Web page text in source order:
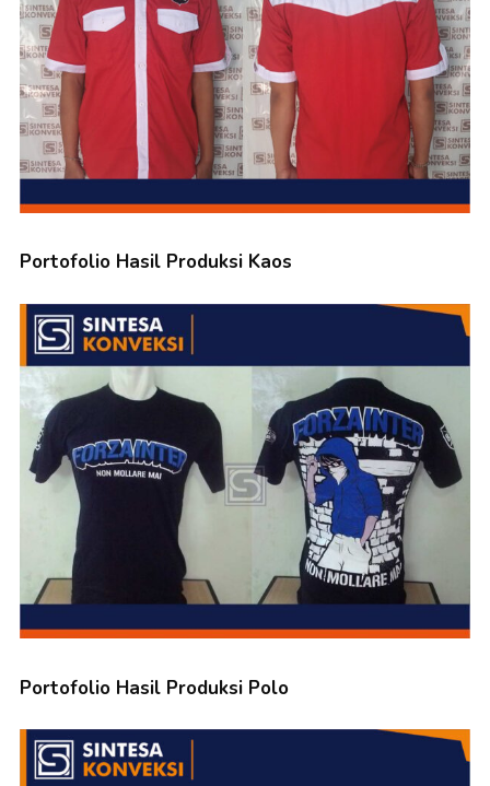
Portofolio Hasil Produksi Kaos
Portofolio Hasil Produksi Polo